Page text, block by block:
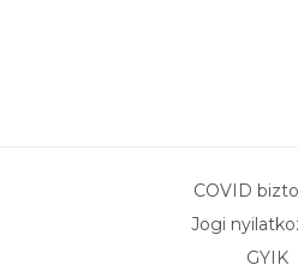
COVID
Jogi
GYIK